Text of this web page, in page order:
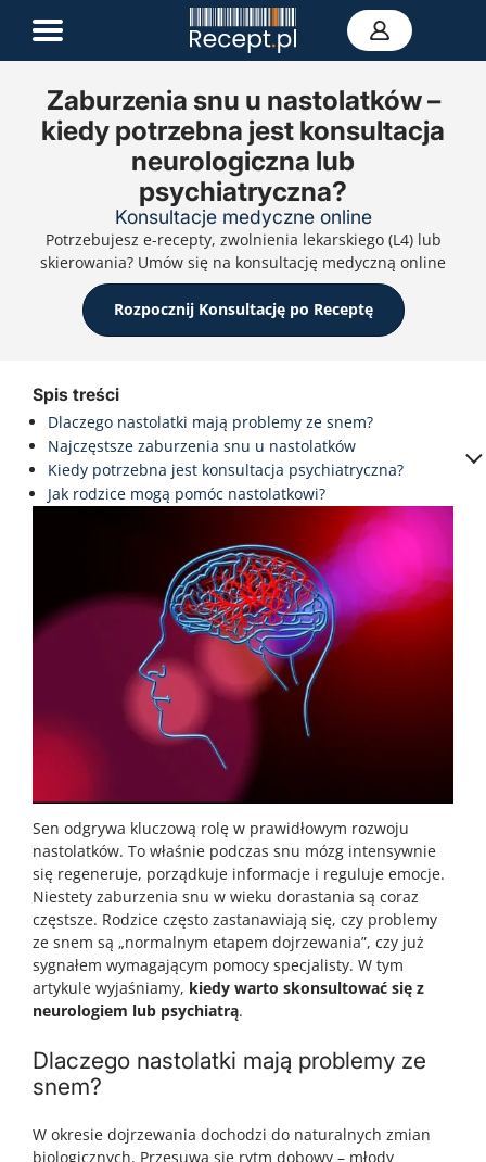
E-recepta
Zwolnienie L4
E-skierowanie
Teleporada
Portal zdrowia
Kontakt
Zaburzenia snu u nastolatków –
kiedy potrzebna jest konsultacja
neurologiczna lub
psychiatryczna?
Konsultacje medyczne online
Potrzebujesz e-recepty, zwolnienia lekarskiego (L4) lub
skierowania? Umów się na konsultację medyczną online
Rozpocznij Konsultację po Receptę
Spis treści
Dlaczego nastolatki mają problemy ze snem?
Najczęstsze zaburzenia snu u nastolatków
Kiedy potrzebna jest konsultacja psychiatryczna?
Jak rodzice mogą pomóc nastolatkowi?
Sen odgrywa kluczową rolę w prawidłowym rozwoju
nastolatków. To właśnie podczas snu mózg intensywnie
się regeneruje, porządkuje informacje i reguluje emocje.
Niestety zaburzenia snu w wieku dorastania są coraz
częstsze. Rodzice często zastanawiają się, czy problemy
ze snem są „normalnym etapem dojrzewania”, czy już
sygnałem wymagającym pomocy specjalisty. W tym
artykule wyjaśniamy, kiedy warto skonsultować się z
neurologiem lub psychiatrą.
Dlaczego nastolatki mają problemy ze
snem?
W okresie dojrzewania dochodzi do naturalnych zmian
biologicznych. Przesuwa się rytm dobowy – młody